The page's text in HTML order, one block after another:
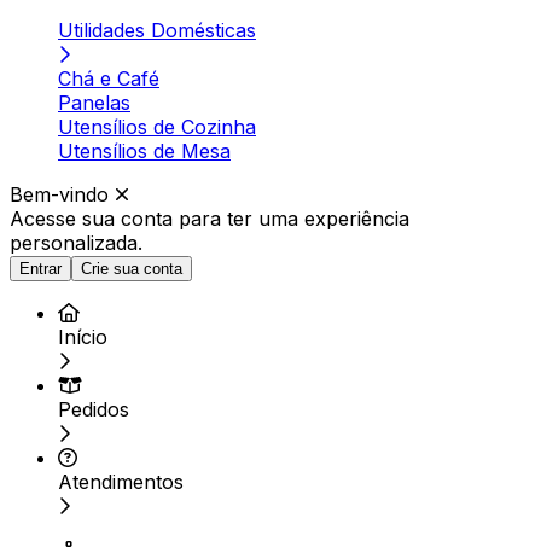
Utilidades Domésticas
Chá e Café
Panelas
Utensílios de Cozinha
Utensílios de Mesa
Bem-vindo
Acesse sua conta para ter uma experiência
personalizada.
Entrar Crie sua conta
Início
Pedidos
Atendimentos